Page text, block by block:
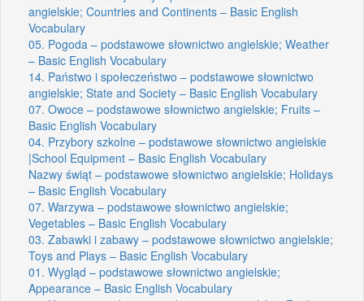
angielskie; Countries and Continents – Basic English
Vocabulary
05. Pogoda – podstawowe słownictwo angielskie; Weather
– Basic English Vocabulary
14. Państwo i społeczeństwo – podstawowe słownictwo
angielskie; State and Society – Basic English Vocabulary
07. Owoce – podstawowe słownictwo angielskie; Fruits –
Basic English Vocabulary
04. Przybory szkolne – podstawowe słownictwo angielskie
|School Equipment – Basic English Vocabulary
Nazwy świąt – podstawowe słownictwo angielskie; Holidays
– Basic English Vocabulary
07. Warzywa – podstawowe słownictwo angielskie;
Vegetables – Basic English Vocabulary
03. Zabawki i zabawy – podstawowe słownictwo angielskie;
Toys and Plays – Basic English Vocabulary
01. Wygląd – podstawowe słownictwo angielskie;
Appearance – Basic English Vocabulary